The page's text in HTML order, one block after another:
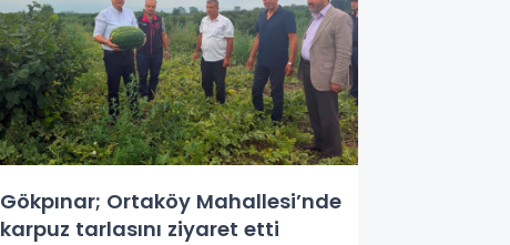
Gökpınar; Ortaköy Mahallesi’nde
karpuz tarlasını ziyaret etti